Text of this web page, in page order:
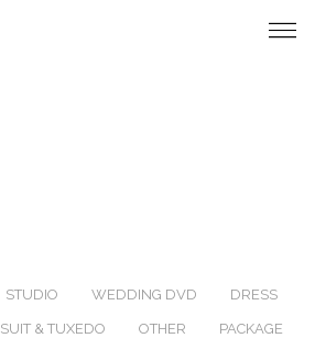
STUDIO WEDDING DVD DRESS
SUIT & TUXEDO OTHER PACKAGE